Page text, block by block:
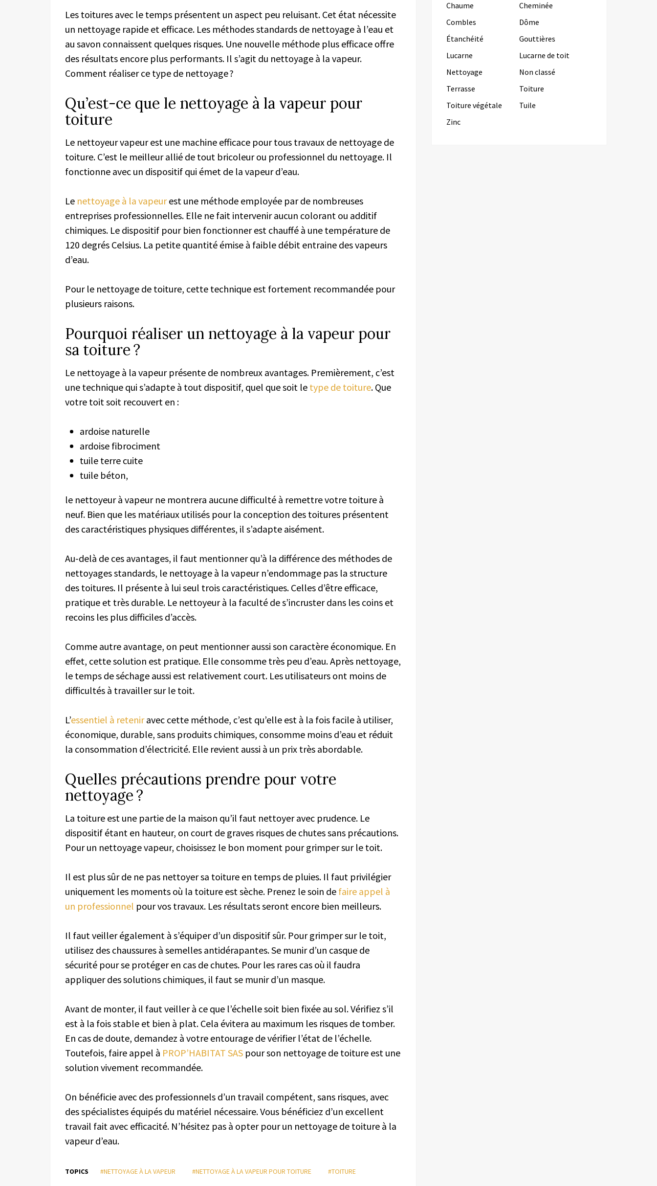
Les toitures avec le temps présentent un aspect peu reluisant. Cet état nécessite
un nettoyage rapide et efficace. Les méthodes standards de nettoyage à l’eau et
au savon connaissent quelques risques. Une nouvelle méthode plus efficace offre
des résultats encore plus performants. Il s’agit du nettoyage à la vapeur.
Comment réaliser ce type de nettoyage ?
Qu’est-ce que le nettoyage à la vapeur pour
toiture
Le nettoyeur vapeur est une machine efficace pour tous travaux de nettoyage de
toiture. C’est le meilleur allié de tout bricoleur ou professionnel du nettoyage. Il
fonctionne avec un dispositif qui émet de la vapeur d’eau.
Le nettoyage à la vapeurest une méthode employée par de nombreuses
entreprises professionnelles. Elle ne fait intervenir aucun colorant ou additif
chimiques. Le dispositif pour bien fonctionner est chauffé à une température de
120 degrés Celsius. La petite quantité émise à faible débit entraine des vapeurs
d’eau.
Pour le nettoyage de toiture, cette technique est fortement recommandée pour
plusieurs raisons.
Pourquoi réaliser un nettoyage à la vapeur pour
sa toiture ?
Le nettoyage à la vapeur présente de nombreux avantages. Premièrement, c’est
une technique qui s’adapte à tout dispositif, quel que soit le type de toiture. Que
votre toit soit recouvert en :
ardoise naturelle
ardoise fibrociment
tuile terre cuite
tuile béton,
le nettoyeur à vapeur ne montrera aucune difficulté à remettre votre toiture à
neuf. Bien que les matériaux utilisés pour la conception des toitures présentent
des caractéristiques physiques différentes, il s’adapte aisément.
Au-delà de ces avantages, il faut mentionner qu’à la différence des méthodes de
nettoyages standards, le nettoyage à la vapeur n’endommage pas la structure
des toitures. Il présente à lui seul trois caractéristiques. Celles d’être efficace,
pratique et très durable. Le nettoyeur à la faculté de s’incruster dans les coins et
recoins les plus difficiles d’accès.
Comme autre avantage, on peut mentionner aussi son caractère économique. En
effet, cette solution est pratique. Elle consomme très peu d’eau. Après nettoyage,
le temps de séchage aussi est relativement court. Les utilisateurs ont moins de
difficultés à travailler sur le toit.
L’essentiel à reteniravec cette méthode, c’est qu’elle est à la fois facile à utiliser,
économique, durable, sans produits chimiques, consomme moins d’eau et réduit
la consommation d’électricité. Elle revient aussi à un prix très abordable.
Quelles précautions prendre pour votre
nettoyage ?
La toiture est une partie de la maison qu’il faut nettoyer avec prudence. Le
dispositif étant en hauteur, on court de graves risques de chutes sans précautions.
Pour un nettoyage vapeur, choisissez le bon moment pour grimper sur le toit.
Il est plus sûr de ne pas nettoyer sa toiture en temps de pluies. Il faut privilégier
uniquement les moments où la toiture est sèche. Prenez le soin de faire appel à
un professionnel pour vos travaux. Les résultats seront encore bien meilleurs.
Il faut veiller également à s’équiper d’un dispositif sûr. Pour grimper sur le toit,
utilisez des chaussures à semelles antidérapantes. Se munir d’un casque de
sécurité pour se protéger en cas de chutes. Pour les rares cas où il faudra
appliquer des solutions chimiques, il faut se munir d’un masque.
Avant de monter, il faut veiller à ce que l’échelle soit bien fixée au sol. Vérifiez s’il
est à la fois stable et bien à plat. Cela évitera au maximum les risques de tomber.
En cas de doute, demandez à votre entourage de vérifier l’état de l’échelle.
Toutefois, faire appel à PROP’HABITAT SAS pour son nettoyage de toiture est une
solution vivement recommandée.
On bénéficie avec des professionnels d’un travail compétent, sans risques, avec
des spécialistes équipés du matériel nécessaire. Vous bénéficiez d’un excellent
travail fait avec efficacité. N’hésitez pas à opter pour un nettoyage de toiture à la
vapeur d’eau.
TOPICS #NETTOYAGE À LA VAPEUR #NETTOYAGE À LA VAPEUR POUR TOITURE #TOITURE
Chaume
Cheminée
Combles
Dôme
Étanchéité
Gouttières
Lucarne
Lucarne de toit
Nettoyage
Non classé
Terrasse
Toiture
Toiture végétale
Tuile
Zinc